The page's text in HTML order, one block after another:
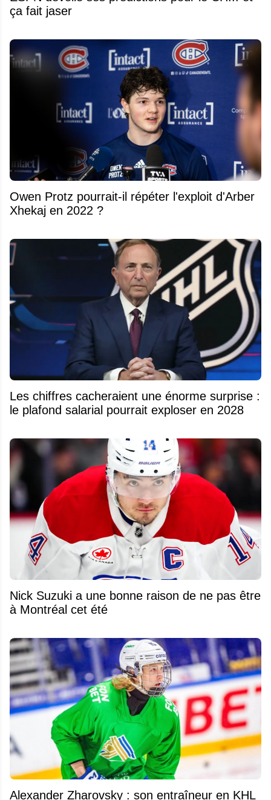
ça fait jaser
Owen Protz pourrait-il répéter l'exploit d'Arber
Xhekaj en 2022 ?
Les chiffres cacheraient une énorme surprise :
le plafond salarial pourrait exploser en 2028
Nick Suzuki a une bonne raison de ne pas être
à Montréal cet été
Alexander Zharovsky : son entraîneur en KHL